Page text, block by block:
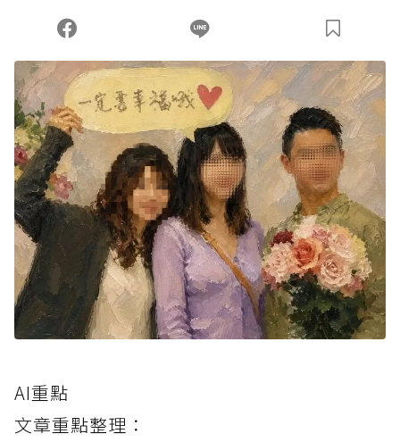
您當前剩餘 U 利點數：0點；前往 購買點數
AI重點
文章重點整理：